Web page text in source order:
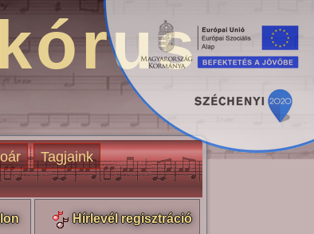
Tagjaink
Hírlevél regisztráció